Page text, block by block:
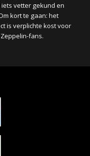
vetter gekund en
kort te gaan: het
is verplichte kost voor
fans.